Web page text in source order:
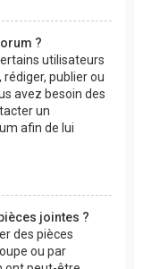
?
utilisateurs
rédiger, publier ou
avez besoin des
un
afin de lui
jointes ?
des pièces
ou par